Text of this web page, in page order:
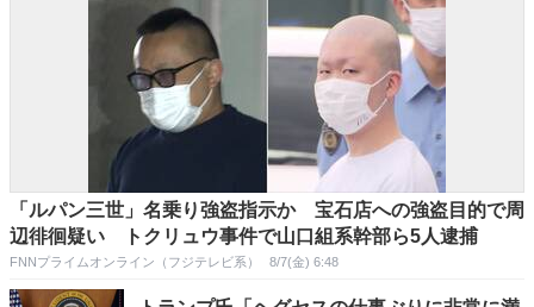
「ルパン三世」名乗り強盗指示か 宝石店への強盗目的で周
辺徘徊疑い トクリュウ事件で山口組系幹部ら5人逮捕
FNNプライムオンライン（フジテレビ系） 8/7(金) 6:48